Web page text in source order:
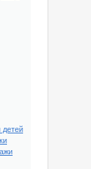
детей